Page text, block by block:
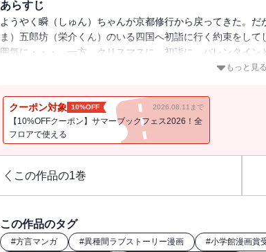
あらすじ
ようやく瞬（しゅん）ちゃんが京都修行から戻ってきた。
ま）五郎坊（栄介くん）のいる四国へ初詣に行く約束をし
囲気に・・・。一方、クリスマスに、初詣に、バレンタイン
もっと見る
クーポン対象 10%OFF 2026.08.11まで
【10%OFFクーポン】サマーブックフェス2026！全
フロアで使える
この作品の1巻
この作品のタグ
#方言マンガ #異種間ラブストーリー漫画 #小学館漫画賞